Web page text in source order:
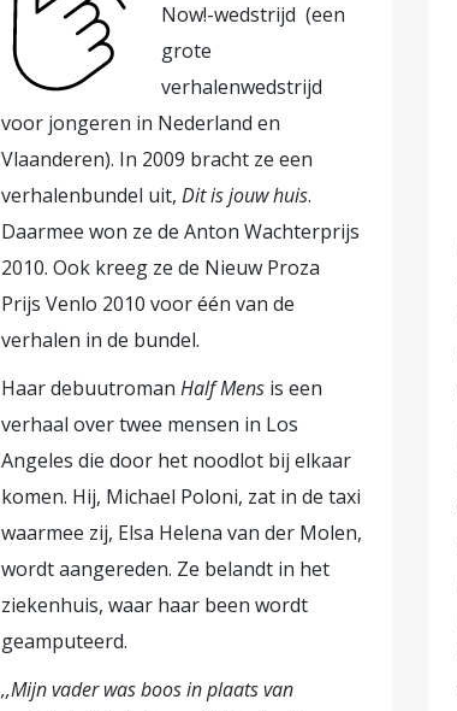
Now!-wedstrijd (een
grote
verhalenwedstrijd
voor jongeren in Nederland en
Vlaanderen). In 2009 bracht ze een
verhalenbundel uit, Dit is jouw huis.
Daarmee won ze de Anton Wachterprijs
2010. Ook kreeg ze de Nieuw Proza
Prijs Venlo 2010 voor één van de
verhalen in de bundel.
Haar debuutroman Half Mens is een
verhaal over twee mensen in Los
Angeles die door het noodlot bij elkaar
komen. Hij, Michael Poloni, zat in de taxi
waarmee zij, Elsa Helena van der Molen,
wordt aangereden. Ze belandt in het
ziekenhuis, waar haar been wordt
geamputeerd.
,,Mijn vader was boos in plaats van